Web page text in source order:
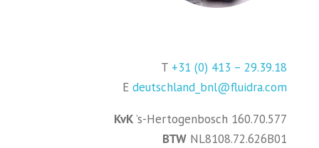
T +31 (0) 413 – 29.39.18
Edeutschland_bnl@fluidra.com
KvK’s-Hertogenbosch 160.70.577
BTW NL8108.72.626B01